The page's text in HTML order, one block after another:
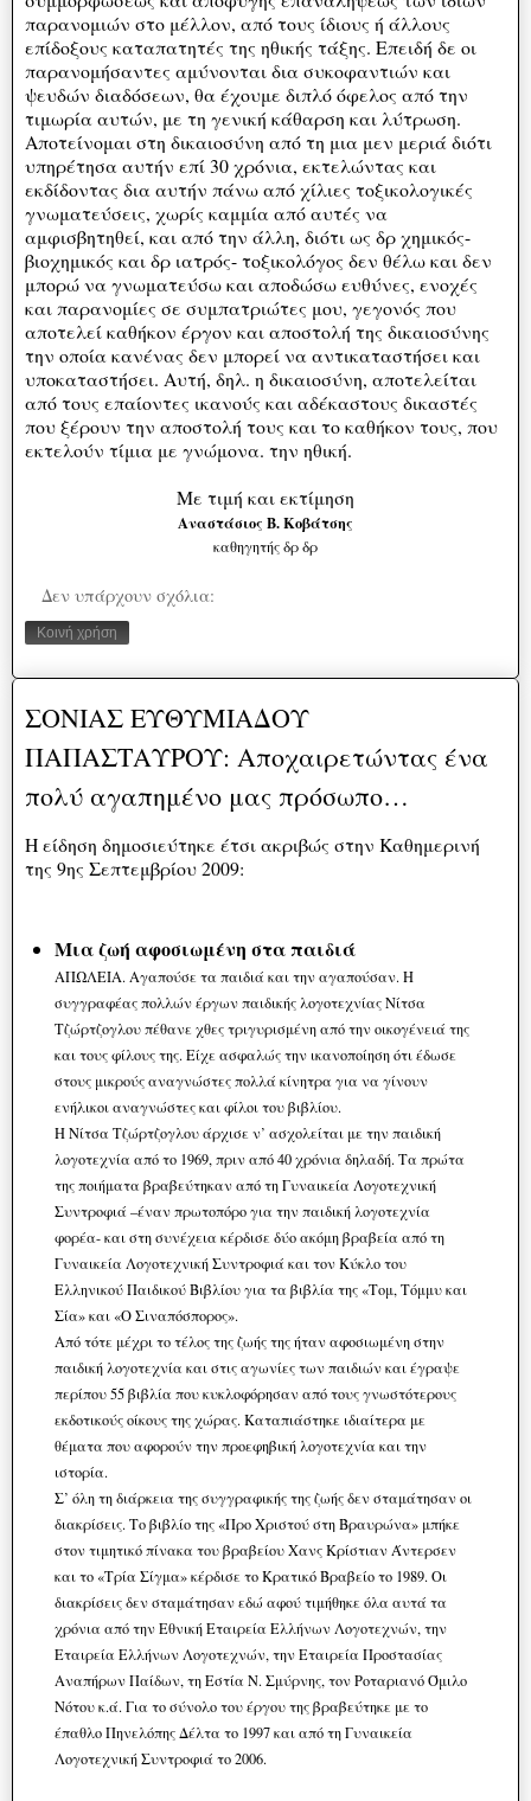
παρανομιών στο μέλλον, από τους ίδιους ή άλλους
επίδοξους καταπατητές της ηθικής τάξης. Επειδή δε οι
παρανομήσαντες αμύνονται δια συκοφαντιών και
ψευδών διαδόσεων, θα έχουμε διπλό όφελος από την
τιμωρία αυτών, με τη γενική κάθαρση και λύτρωση.
Αποτείνομαι στη δικαιοσύνη από τη μια μεν μεριά διότι
υπηρέτησα αυτήν επί 30 χρόνια, εκτελώντας και
εκδίδοντας δια αυτήν πάνω από χίλιες τοξικολογικές
γνωματεύσεις, χωρίς καμμία από αυτές να
αμφισβητηθεί, και από την άλλη, διότι ως δρ χημικός-
βιοχημικός και δρ ιατρός- τοξικολόγος δεν θέλω και δεν
μπορώ να γνωματεύσω και αποδώσω ευθύνες, ενοχές
και παρανομίες σε συμπατριώτες μου, γεγονός που
αποτελεί καθήκον έργον και αποστολή της δικαιοσύνης
την οποία κανένας δεν μπορεί να αντικαταστήσει και
υποκαταστήσει. Αυτή, δηλ. η δικαιοσύνη, αποτελείται
από τους επαίοντες ικανούς και αδέκαστους δικαστές
που ξέρουν την αποστολή τους και το καθήκον τους, που
εκτελούν τίμια με γνώμονα. την ηθική.
Με τιμή και εκτίμηση
Αναστάσιος Β. Κοβάτσης
καθηγητής δρ δρ
Δεν υπάρχουν σχόλια:
Κοινή χρήση
ΣΟΝΙΑΣ ΕΥΘΥΜΙΑΔΟΥ
ΠΑΠΑΣΤΑΥΡΟΥ: Αποχαιρετώντας ένα
πολύ αγαπημένο μας πρόσωπο…
Η είδηση δημοσιεύτηκε έτσι ακριβώς στην Καθημερινή
της 9ης Σεπτεμβρίου 2009:
Μια ζωή αφοσιωμένη στα παιδιά
ΑΠΩΛΕΙΑ. Αγαπούσε τα παιδιά και την αγαπούσαν. Η
συγγραφέας πολλών έργων παιδικής λογοτεχνίας Νίτσα
Τζώρτζογλου πέθανε χθες τριγυρισμένη από την οικογένειά της
και τους φίλους της. Είχε ασφαλώς την ικανοποίηση ότι έδωσε
στους μικρούς αναγνώστες πολλά κίνητρα για να γίνουν
ενήλικοι αναγνώστες και φίλοι του βιβλίου.
Η Νίτσα Τζώρτζογλου άρχισε ν’ ασχολείται με την παιδική
λογοτεχνία από το 1969, πριν από 40 χρόνια δηλαδή. Τα πρώτα
της ποιήματα βραβεύτηκαν από τη Γυναικεία Λογοτεχνική
Συντροφιά –έναν πρωτοπόρο για την παιδική λογοτεχνία
φορέα- και στη συνέχεια κέρδισε δύο ακόμη βραβεία από τη
Γυναικεία Λογοτεχνική Συντροφιά και τον Κύκλο του
Ελληνικού Παιδικού Βιβλίου για τα βιβλία της «Τομ, Τόμμυ και
Σία» και «Ο Σιναπόσπορος».
Από τότε μέχρι το τέλος της ζωής της ήταν αφοσιωμένη στην
παιδική λογοτεχνία και στις αγωνίες των παιδιών και έγραψε
περίπου 55 βιβλία που κυκλοφόρησαν από τους γνωστότερους
εκδοτικούς οίκους της χώρας. Καταπιάστηκε ιδιαίτερα με
θέματα που αφορούν την προεφηβική λογοτεχνία και την
ιστορία.
Σ’ όλη τη διάρκεια της συγγραφικής της ζωής δεν σταμάτησαν οι
διακρίσεις. Το βιβλίο της «Προ Χριστού στη Βραυρώνα» μπήκε
στον τιμητικό πίνακα του βραβείου Χανς Κρίστιαν Άντερσεν
και το «Τρία Σίγμα» κέρδισε το Κρατικό Βραβείο το 1989. Οι
διακρίσεις δεν σταμάτησαν εδώ αφού τιμήθηκε όλα αυτά τα
χρόνια από την Εθνική Εταιρεία Ελλήνων Λογοτεχνών, την
Εταιρεία Ελλήνων Λογοτεχνών, την Εταιρεία Προστασίας
Αναπήρων Παίδων, τη Εστία Ν. Σμύρνης, τον Ροταριανό Όμιλο
Νότου κ.ά. Για το σύνολο του έργου της βραβεύτηκε με το
έπαθλο Πηνελόπης Δέλτα το 1997 και από τη Γυναικεία
Λογοτεχνική Συντροφιά το 2006.